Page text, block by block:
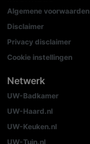
Algemene voorwaarden
Disclaimer
Privacy disclaimer
Cookie instellingen
Netwerk
UW-Badkamer
UW-Haard.nl
UW-Keuken.nl
UW-Tuin.nl